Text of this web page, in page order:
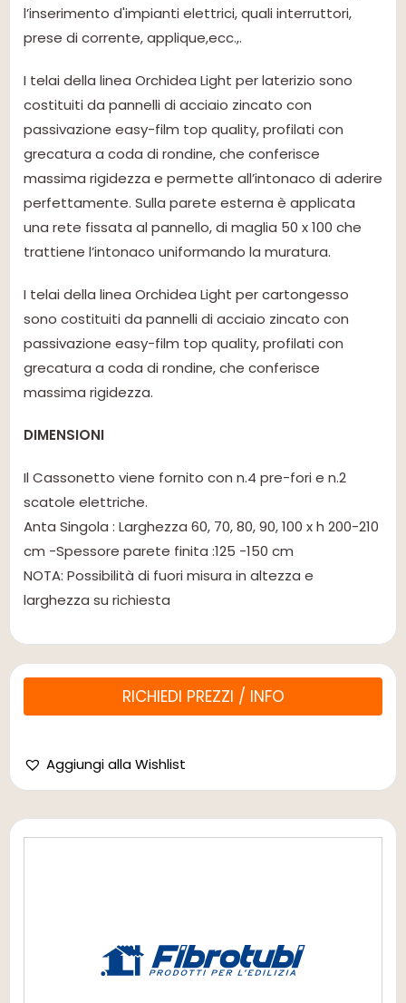
l’inserimento d'impianti elettrici, quali interruttori,
prese di corrente, applique,ecc.,.
I telai della linea Orchidea Light per laterizio sono
costituiti da pannelli di acciaio zincato con
passivazione easy-film top quality, profilati con
grecatura a coda di rondine, che conferisce
massima rigidezza e permette all’intonaco di aderire
perfettamente. Sulla parete esterna è applicata
una rete fissata al pannello, di maglia 50 x 100 che
trattiene l’intonaco uniformando la muratura.
I telai della linea Orchidea Light per cartongesso
sono costituiti da pannelli di acciaio zincato con
passivazione easy-film top quality, profilati con
grecatura a coda di rondine, che conferisce
massima rigidezza.
DIMENSIONI
Il Cassonetto viene fornito con n.4 pre-fori e n.2
scatole elettriche.
Anta Singola : Larghezza 60, 70, 80, 90, 100 x h 200-210
cm -Spessore parete finita :125 -150 cm
NOTA: Possibilità di fuori misura in altezza e
larghezza su richiesta
RICHIEDI PREZZI / INFO
Aggiungi alla Wishlist